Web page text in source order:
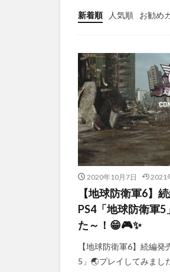
新着順 人気順
お勧め
Apple
本・
プロ
バイ
スク
アプ
お知
PS5
PS4
音楽
2020年10月7日 2021
【地球防衛軍6】
PS4「地球防衛軍
た～！😁🎮✨
【地球防衛軍6】続編
5」🌏プレイしてみまし